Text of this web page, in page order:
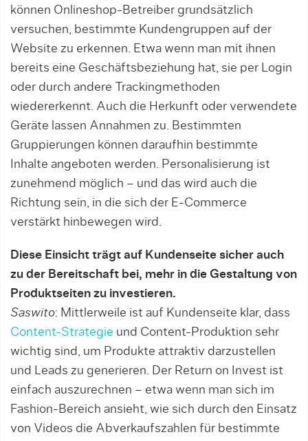
können Onlineshop-Betreiber grundsätzlich
versuchen, bestimmte Kundengruppen auf der
Website zu erkennen. Etwa wenn man mit ihnen
bereits eine Geschäftsbeziehung hat, sie per Login
oder durch andere Trackingmethoden
wiedererkennt. Auch die Herkunft oder verwendete
Geräte lassen Annahmen zu. Bestimmten
Gruppierungen können daraufhin bestimmte
Inhalte angeboten werden. Personalisierung ist
zunehmend möglich – und das wird auch die
Richtung sein, in die sich der E-Commerce
verstärkt hinbewegen wird.
Diese Einsicht trägt auf Kundenseite sicher auch
zu der Bereitschaft bei, mehr in die Gestaltung von
Produktseiten zu investieren.
Saswito: Mittlerweile ist auf Kundenseite klar, dass
Content-Strategie und Content-Produktion sehr
wichtig sind, um Produkte attraktiv darzustellen
und Leads zu generieren. Der Return on Invest ist
einfach auszurechnen – etwa wenn man sich im
Fashion-Bereich ansieht, wie sich durch den Einsatz
von Videos die Abverkaufszahlen für bestimmte